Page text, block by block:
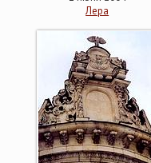
Лера